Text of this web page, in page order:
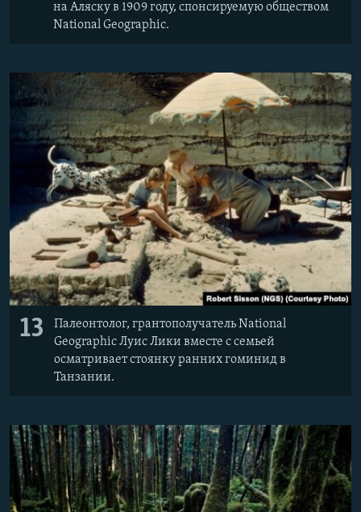
на Аляску в 1909 году, спонсируемую обществом
National Geographic.
13
Палеонтолог, грантополучатель National
Geographic Луис Лики вместе с семьей
осматривает стоянку ранних гоминид в
Танзании.